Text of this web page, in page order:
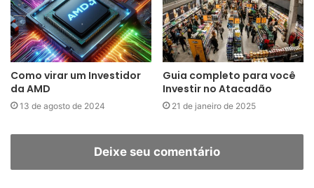
Como virar um Investidor
da AMD
13 de agosto de 2024
Guia completo para você
Investir no Atacadão
21 de janeiro de 2025
Deixe seu comentário